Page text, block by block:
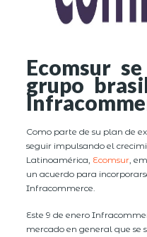
Ecomsur
grupo
Como parte de su plan de
seguir impulsando el
Latinoamérica, Ecomsur ,
un acuerdo para
Infracommerce.
Este 9 de enero
mercado en general que se